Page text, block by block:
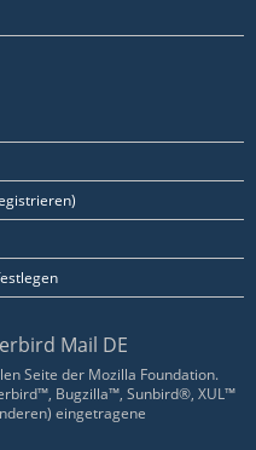
Mail DE
Seite der Mozilla Foundation.
Bugzilla™, Sunbird®, XUL™
eingetragene